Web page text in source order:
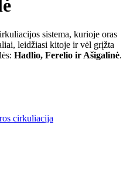
sistema, kurioje oras
leidžiasi kitoje ir vėl grįžta
Hadlio, Ferelio ir Ašigalinė.
cirkuliacija